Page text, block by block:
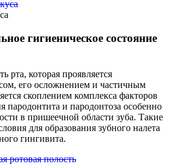
гигиеническое состояние
рта, которая проявляется
его осложнением и частичным
скоплением комплекса факторов
пародонтита и пародонтоза особенно
в пришеечной области зуба. Такие
для образования зубного налета
гингивита.